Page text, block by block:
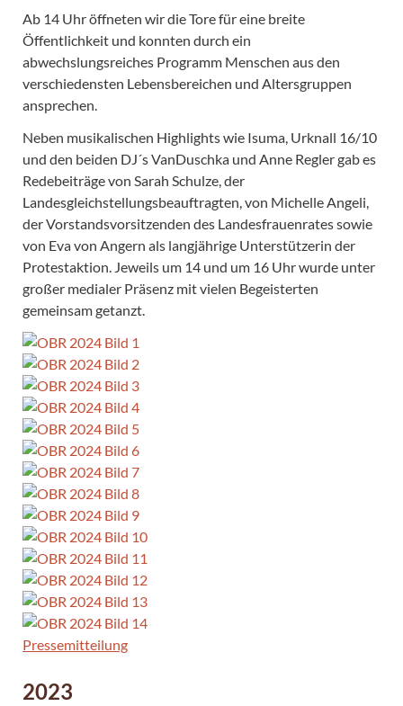
Ab 14 Uhr öffneten wir die Tore für eine breite
Öffentlichkeit und konnten durch ein
abwechslungsreiches Programm Menschen aus den
verschiedensten Lebensbereichen und Altersgruppen
ansprechen.
Neben musikalischen Highlights wie Isuma, Urknall 16/10
und den beiden DJ´s VanDuschka und Anne Regler gab es
Redebeiträge von Sarah Schulze, der
Landesgleichstellungsbeauftragten, von Michelle Angeli,
der Vorstandsvorsitzenden des Landesfrauenrates sowie
von Eva von Angern als langjährige Unterstützerin der
Protestaktion. Jeweils um 14 und um 16 Uhr wurde unter
großer medialer Präsenz mit vielen Begeisterten
gemeinsam getanzt.
Pressemitteilung
2023